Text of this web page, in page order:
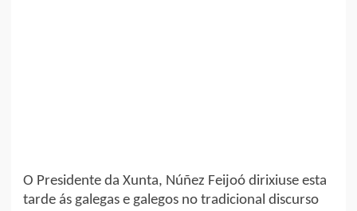
O Presidente da Xunta, Núñez Feijoó dirixiuse esta
tarde ás galegas e galegos no tradicional discurso